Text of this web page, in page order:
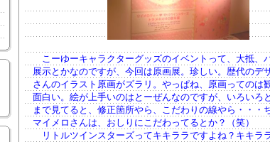
こーゆーキャラクターグッズのイベントって、大抵、
展示とかなのですが、今回は原画展。珍しい。歴代のデ
さんのイラスト原画がズラリ。やっぱね、原画ってのは
面白い。絵が上手いのはとーぜんなのですが、いろいろ
まで見てると、修正箇所やら、こだわりの線やら・・・
マイメロさんは、おしりにこだわってるとか？（笑）
リトルツインスターズってキキララですよね？キキラ